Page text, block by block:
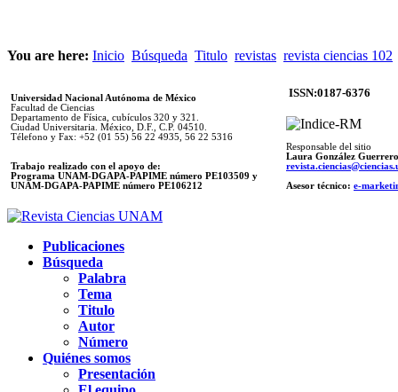
You are here: Inicio Búsqueda Titulo revistas revista ciencias 102
Universidad Nacional Autónoma de México
Facultad de Ciencias
Departamento de Física, cubículos 320 y 321.
Ciudad Universitaria. México, D.F., C.P. 04510.
Télefono y Fax: +52 (01 55) 56 22 4935, 56 22 5316
Trabajo realizado con el apoyo de:
Programa UNAM-DGAPA-PAPIME número PE103509 y
UNAM-DGAPA-PAPIME número PE106212
ISSN:0187-6376
Responsable del sitio
Laura González Guerrero
Asesor técnico: e-
Publicaciones
Búsqueda
Palabra
Tema
Titulo
Autor
Número
Quiénes somos
Presentación